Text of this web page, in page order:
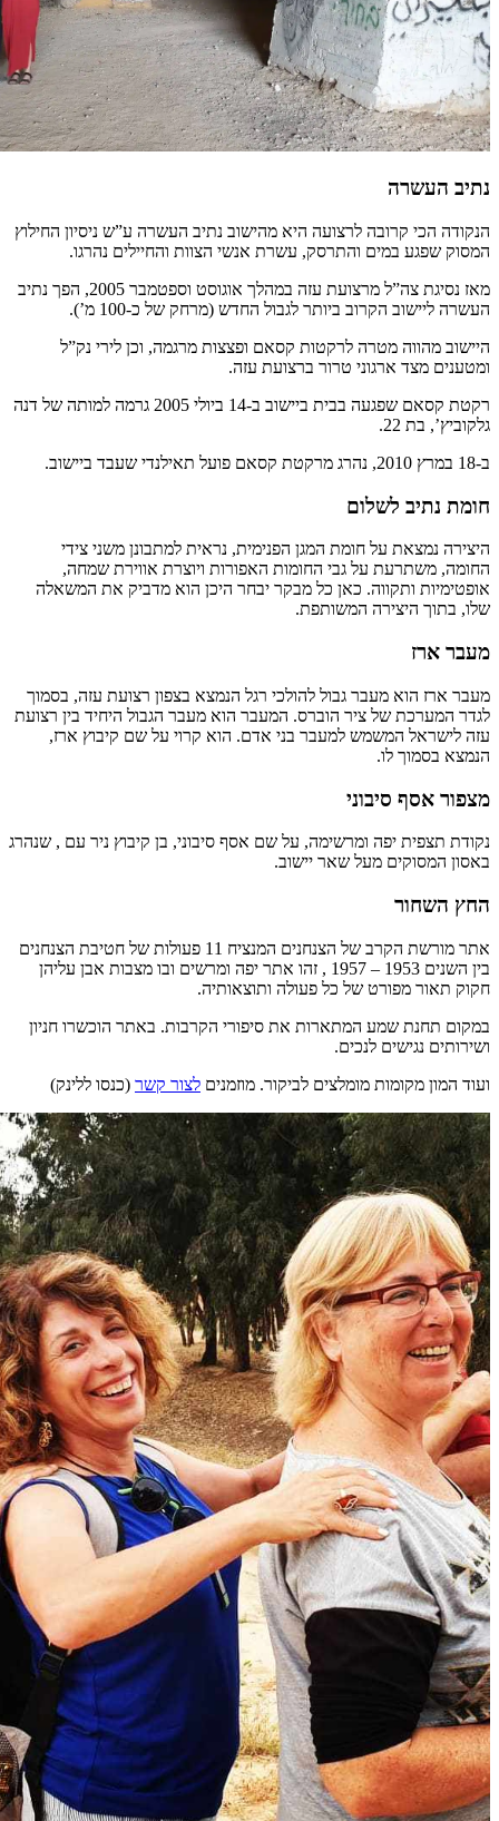
נתיב העשרה
הנקודה הכי קרובה לרצועה היא מהישוב נתיב העשרה ע”ש ניסיון החילוץ
המסוק שפגע במים והתרסק, עשרת אנשי הצוות והחיילים נהרגו.
מאז נסיגת צה”ל מרצועת עזה במהלך אוגוסט וספטמבר 2005, הפך נתיב
העשרה ליישוב הקרוב ביותר לגבול החדש (מרחק של כ-100 מ’).
היישוב מהווה מטרה לרקטות קסאם ופצצות מרגמה, וכן לירי נק”ל
ומטענים מצד ארגוני טרור ברצועת עזה.
רקטת קסאם שפגעה בבית ביישוב ב-14 ביולי 2005 גרמה למותה של דנה
גלקוביץ’, בת 22.
ב-18 במרץ 2010, נהרג מרקטת קסאם פועל תאילנדי שעבד ביישוב.
חומת נתיב לשלום
היצירה נמצאת על חומת המגן הפנימית, נראית למתבונן משני צידי
החומה, משתרעת על גבי החומות האפורות ויוצרת אווירת שמחה,
אופטימיות ותקווה. כאן כל מבקר יבחר היכן הוא מדביק את המשאלה
שלו, בתוך היצירה המשותפת.
מעבר ארז
מעבר ארז הוא מעבר גבול להולכי רגל הנמצא בצפון רצועת עזה, בסמוך
לגדר המערכת של ציר הוברס. המעבר הוא מעבר הגבול היחיד בין רצועת
עזה לישראל המשמש למעבר בני אדם. הוא קרוי על שם קיבוץ ארז,
הנמצא בסמוך לו.
מצפור אסף סיבוני
נקודת תצפית יפה ומרשימה, על שם אסף סיבוני, בן קיבוץ ניר עם , שנהרג
באסון המסוקים מעל שאר יישוב.
החץ השחור
אתר מורשת הקרב של הצנחנים המנציח 11 פעולות של חטיבת הצנחנים
בין השנים 1953 – 1957 , זהו אתר יפה ומרשים ובו מצבות אבן עליהן
חקוק תאור מפורט של כל פעולה ותוצאותיה.
במקום תחנת שמע המתארות את סיפורי הקרבות. באתר הוכשרו חניון
ושירותים נגישים לנכים.
ועוד המון מקומות מומלצים לביקור. מוזמנים לצור קשר (כנסו ללינק)